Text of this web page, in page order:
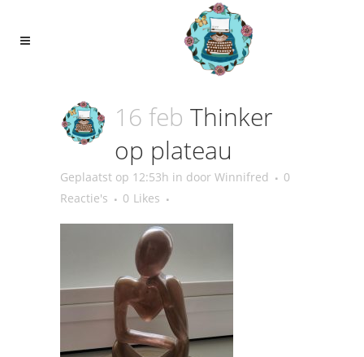
16 feb Thinker
op plateau
Geplaatst op 12:53h in door Winnifred
0
Reactie's
0 Likes